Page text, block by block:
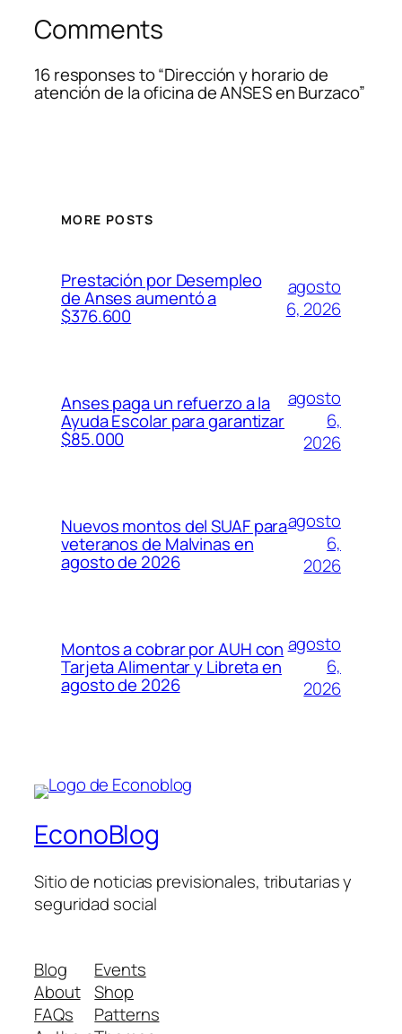
Comments
16 responses to “Dirección y horario de
atención de la oficina de ANSES en Burzaco”
MORE POSTS
Prestación por Desempleo
de Anses aumentó a
$376.600
agosto
6, 2026
Anses paga un refuerzo a la
Ayuda Escolar para garantizar
$85.000
agosto
6,
2026
Nuevos montos del SUAF para
veteranos de Malvinas en
agosto de 2026
agosto
6,
2026
Montos a cobrar por AUH con
Tarjeta Alimentar y Libreta en
agosto de 2026
agosto
6,
2026
EconoBlog
Sitio de noticias previsionales, tributarias y
seguridad social
Blog
About
FAQs
Events
Shop
Patterns